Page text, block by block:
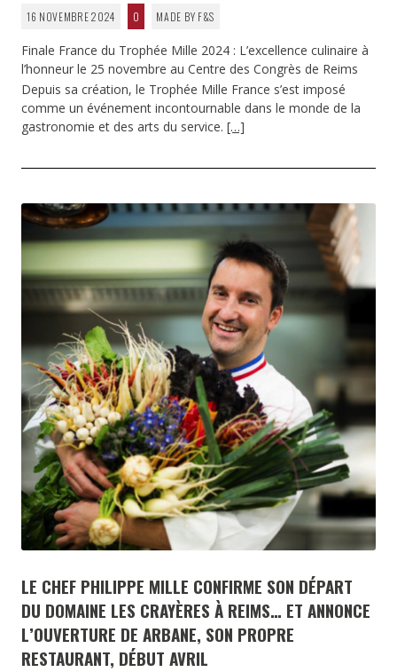
16 NOVEMBRE 2024 0 MADE BY F&S
Finale France du Trophée Mille 2024 : L’excellence culinaire à
l’honneur le 25 novembre au Centre des Congrès de Reims
Depuis sa création, le Trophée Mille France s’est imposé
comme un événement incontournable dans le monde de la
gastronomie et des arts du service. […]
LE CHEF PHILIPPE MILLE CONFIRME SON DÉPART
DU DOMAINE LES CRAYÈRES À REIMS… ET ANNONCE
L’OUVERTURE DE ARBANE, SON PROPRE
RESTAURANT, DÉBUT AVRIL